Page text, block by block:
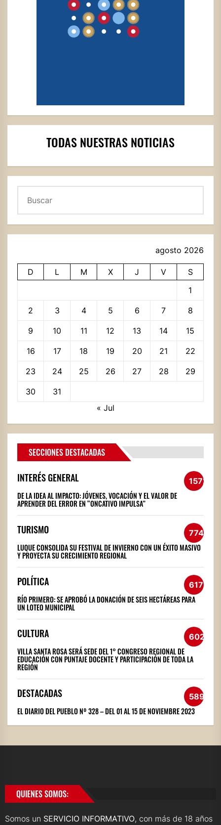
TODAS NUESTRAS NOTICIAS
agosto 2026
D L M X J V
S
1
2 3 4 5 6 7 8
9 10 11 12 13 14 15
16 17 18 19 20 21 22
23 24 25 26 27 28 29
30
31
« Jul
SECCIONES DESTACADAS
INTERÉS GENERAL 1572
DE LA IDEA AL IMPACTO: JÓVENES, VOCACIÓN Y EL VALOR DE
APRENDER DEL ERROR EN “ONCATIVO IMPULSA”
TURISMO 774
LUQUE CONSOLIDA SU FESTIVAL DE INVIERNO CON UN ÉXITO MASIVO
Y PROYECTA SU CRECIMIENTO REGIONAL
POLÍTICA 617
RÍO PRIMERO: SE APROBÓ LA DONACIÓN DE SEIS HECTÁREAS PARA
UN LOTEO MUNICIPAL
CULTURA 602
VILLA SANTA ROSA SERÁ SEDE DEL 1° CONGRESO REGIONAL DE
EDUCACIÓN CON PUNTAJE DOCENTE Y PARTICIPACIÓN DE TODA LA
REGIÓN
DESTACADAS 589
EL DIARIO DEL PUEBLO Nº 328 – DEL 01 AL 15 DE NOVIEMBRE 2023
QUIENES SOMOS:
Somos un SERVICIO INFORMATIVO, con más de 18 años